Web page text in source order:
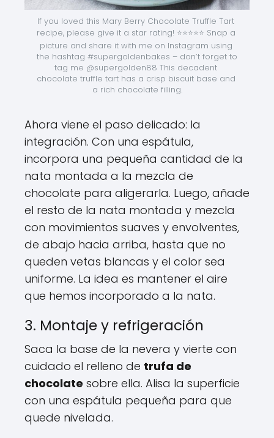
If you loved this Mary Berry Chocolate Truffle Tart
recipe, please give it a star rating! ⭐️⭐️⭐️⭐️⭐️ Snap a
picture and share it with me on Instagram using
the hashtag #supergoldenbakes – don’t forget to
tag me @supergolden88 This decadent
chocolate truffle tart has a crisp biscuit base and
a rich chocolate filling.
Ahora viene el paso delicado: la
integración. Con una espátula,
incorpora una pequeña cantidad de la
nata montada a la mezcla de
chocolate para aligerarla. Luego, añade
el resto de la nata montada y mezcla
con movimientos suaves y envolventes,
de abajo hacia arriba, hasta que no
queden vetas blancas y el color sea
uniforme. La idea es mantener el aire
que hemos incorporado a la nata.
3. Montaje y refrigeración
Saca la base de la nevera y vierte con
cuidado el relleno de trufa de
chocolate sobre ella. Alisa la superficie
con una espátula pequeña para que
quede nivelada.